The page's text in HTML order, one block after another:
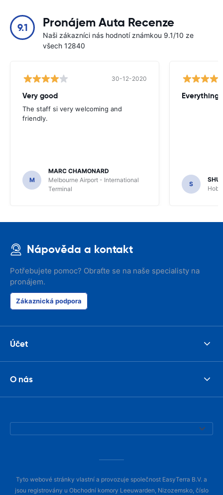
9.1 Pronájem Auta Recenze
Naši zákazníci nás hodnotí známkou 9.1/10 ze
všech 12840
30-12-2020
Very good
The staff si very welcoming and
friendly.
M
MARC CHAMONARD
Melbourne Airport - International
Terminal
Everything
S
Nápověda a kontakt
Potřebujete pomoc? Obraťte se na naše specialisty na
pronájem.
Zákaznická podpora
Účet
O nás
Tyto webové stránky vlastní a provozuje společnost EasyTerra B.V. a
jsou registrovány u Obchodní komory Leeuwarden, Nizozemsko, číslo